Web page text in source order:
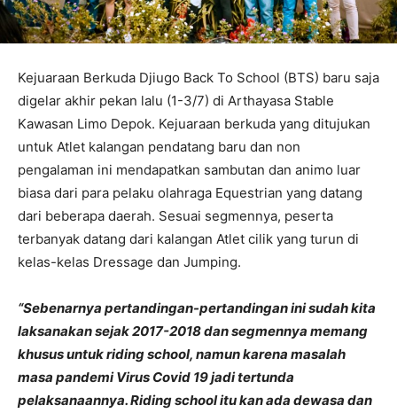
Kejuaraan Berkuda Djiugo Back To School (BTS) baru saja
digelar akhir pekan lalu (1-3/7) di Arthayasa Stable
Kawasan Limo Depok. Kejuaraan berkuda yang ditujukan
untuk Atlet kalangan pendatang baru dan non
pengalaman ini mendapatkan sambutan dan animo luar
biasa dari para pelaku olahraga Equestrian yang datang
dari beberapa daerah. Sesuai segmennya, peserta
terbanyak datang dari kalangan Atlet cilik yang turun di
kelas-kelas Dressage dan Jumping.
“Sebenarnya pertandingan-pertandingan ini sudah kita
laksanakan sejak 2017-2018 dan segmennya memang
khusus untuk riding school, namun karena masalah
masa pandemi Virus Covid 19 jadi tertunda
pelaksanaannya. Riding school itu kan ada dewasa dan